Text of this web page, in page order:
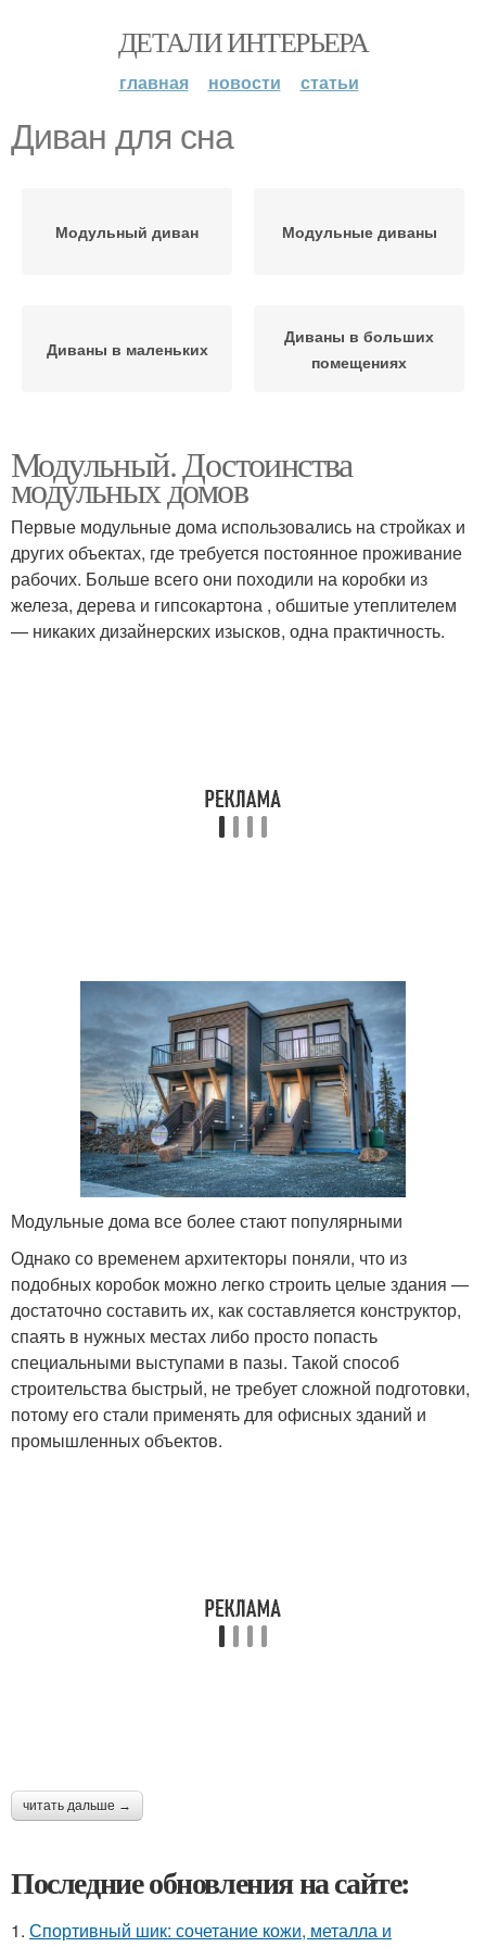
ДЕТАЛИ ИНТЕРЬЕРА
главная новости статьи
Диван для сна
Модульный диван Модульные диваны
Диваны в маленьких
Диваны в больших
помещениях
Модульный. Достоинства
модульных домов
Первые модульные дома использовались на стройках и
других объектах, где требуется постоянное проживание
рабочих. Больше всего они походили на коробки из
железа, дерева и гипсокартона , обшитые утеплителем
— никаких дизайнерских изысков, одна практичность.
Модульные дома все более стают популярными
Однако со временем архитекторы поняли, что из
подобных коробок можно легко строить целые здания —
достаточно составить их, как составляется конструктор,
спаять в нужных местах либо просто попасть
специальными выступами в пазы. Такой способ
строительства быстрый, не требует сложной подготовки,
потому его стали применять для офисных зданий и
промышленных объектов.
читать дальше →
Последние обновления на сайте:
1. Спортивный шик: сочетание кожи, металла и